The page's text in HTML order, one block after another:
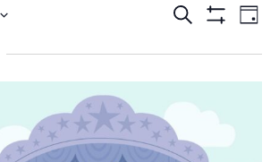
navigation
deRecherche
Filtres
de
Évènement
Day